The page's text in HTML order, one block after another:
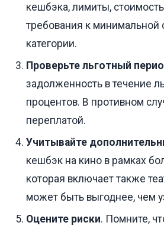
кешбэка, лимиты,
требования к минимальной
категории.
Проверьте льготный
задолженность в течение
процентов. В противном
переплатой.
Учитывайте
кешбэк на кино в рамках
которая включает также
может быть выгоднее, чем
Оцените риски. Помните,